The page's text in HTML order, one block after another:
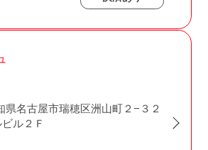
県名古屋市瑞穂区洲山町２−３２
ル２Ｆ